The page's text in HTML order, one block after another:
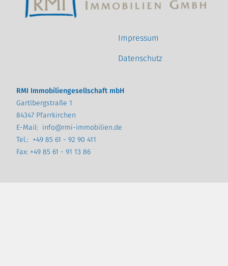
Impressum
Datenschutz
RMI Immobiliengesellschaft mbH
Gartlbergstraße 1
84347 Pfarrkirchen
E-Mail: info@rmi-immobilien.de
Tel.: +49 85 61 - 92 90 411
Fax: +49 85 61 - 91 13 86